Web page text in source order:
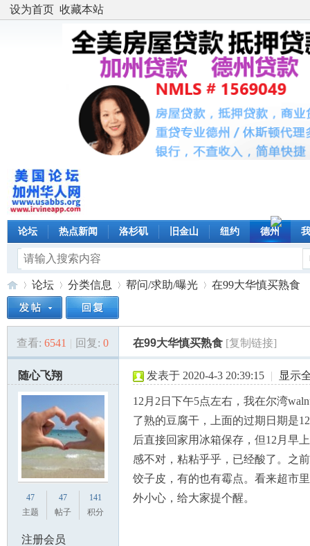
设为首页 收藏本站
论坛 热点新闻 洛杉矶 旧金山 纽约 德州
美»
论坛
›
分类信息 帮问/求助/曝光
›
在99大华慎买熟食
查看: 6541 | 回复: 0 在99大华慎买熟食 [复制链接]
随心飞翔
47
主题
47
帖子
141
积分
注册会员
发表于 2020-4-3 20:39:15 | 显示
12月2日下午5点左右，我在尔湾
了熟的豆腐干，上面的过期日期是
后直接回家用冰箱保存，但12月早
感不对，粘粘乎乎，已经酸了。之
饺子皮，有的也有霉点。看来超市
外小心，给大家提个醒。